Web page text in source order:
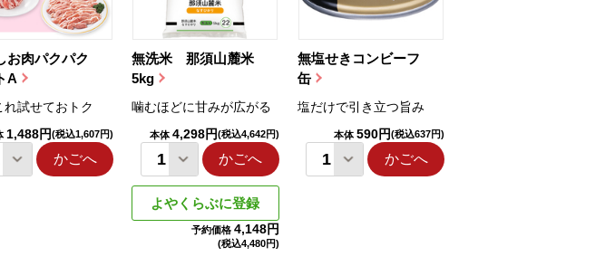
お肉パクパク
A
れ試せておトク
1,488円(税込1,607円)
かごへ
無洗米 那須山麓米
5kg
噛むほどに甘みが広がる
本体 4,298円(税込4,642円)
かごへ
よやくらぶに登録
予約価格 4,148円
(税込4,480円)
無塩せきコンビーフ
缶
塩だけで引き立つ旨み
本体 590円(税込637円)
かごへ